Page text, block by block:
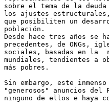
sobre el tema de la
los ajustes
que posibiliten un
población.
Desde hace tres años se
precedentes, de ONGs,
sociales, basadas en la
mundiales, tendientes a
más pobres.
Sin embargo, este
"generosos" anuncios
ninguno de ellos e haya